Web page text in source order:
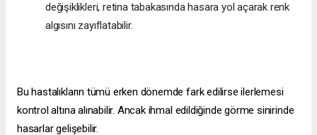
değişiklikleri, retina tabakasında hasara yol açarak renk
algısını zayıflatabilir.
Bu hastalıkların tümü erken dönemde fark edilirse ilerlemesi
kontrol altına alınabilir. Ancak ihmal edildiğinde görme sinirinde
hasarlar gelişebilir.